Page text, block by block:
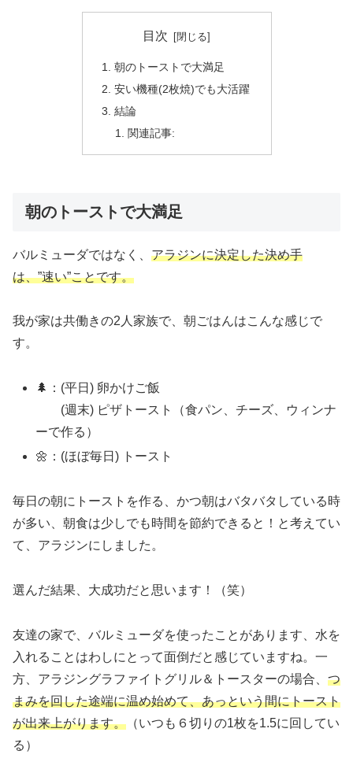
目次
朝のトーストで大満足
安い機種(2枚焼)でも大活躍
結論
関連記事:
朝のトーストで大満足
バルミューダではなく、 アラジンに決定した決め手
は、”速い”ことです。
我が家は共働きの2人家族で、朝ごはんはこんな感じで
す。
🌲：(平日) 卵かけご飯
(週末) ピザトースト（食パン、チーズ、ウィンナ
ーで作る）
🌼：(ほぼ毎日) トースト
毎日の朝にトーストを作る、かつ朝はバタバタしている時
が多い、朝食は少しでも時間を節約できると！と考えてい
て、アラジンにしました。
選んだ結果、大成功だと思います！（笑）
友達の家で、バルミューダを使ったことがあります、水を
入れることはわしにとって面倒だと感じていますね。一
方、アラジングラファイトグリル＆トースターの場合、 つ
まみを回した途端に温め始めて、あっという間にトースト
が出来上がります。 （いつも６切りの1枚を1.5に回してい
る）